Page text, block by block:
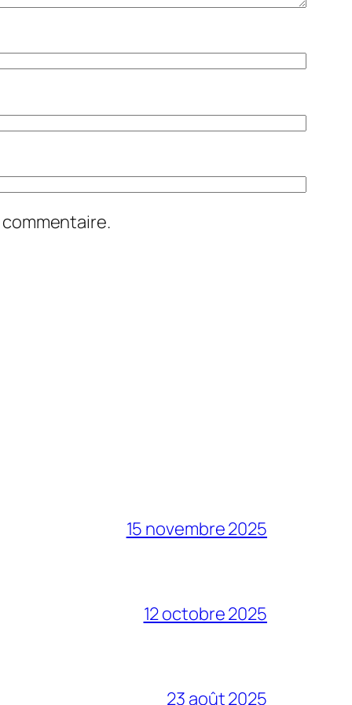
15 novembre 2025
12 octobre 2025
23 août 2025